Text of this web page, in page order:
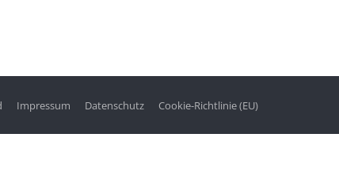
Impressum Datenschutz Cookie-Richtlinie (EU)